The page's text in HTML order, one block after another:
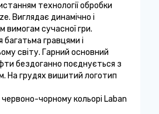
технології обробки
Виглядає динамічно і
вимогам сучасної гри.
гравцями і
світу. Гарний основний
бездоганно поєднується з
На грудях вишитий логотип
чорному кольорі Laban